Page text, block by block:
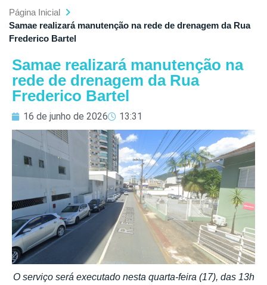
Página Inicial
Samae realizará manutenção na rede de drenagem da Rua
Frederico Bartel
Samae realizará manutenção na
rede de drenagem da Rua
Frederico Bartel
16 de junho de 2026 13:31
O serviço será executado nesta quarta-feira (17), das 13h